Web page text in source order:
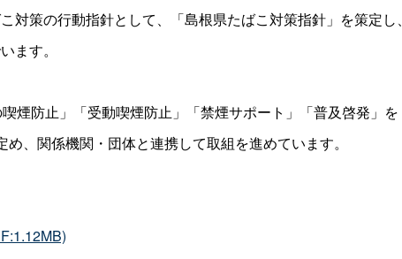
対策の行動指針として、「島根県たばこ対策指針」を策定し、
ます。
煙防止」「受動喫煙防止」「禁煙サポート」「普及啓発」を
、関係機関・団体と連携して取組を進めています。